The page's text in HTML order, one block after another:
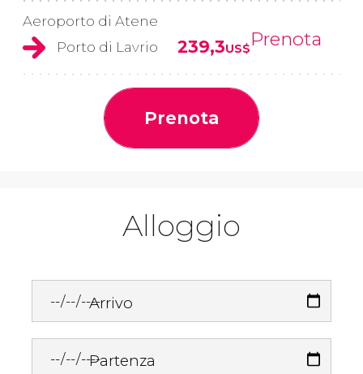
Aeroporto di Atene
Porto di Lavrio
239,3US$Prenota
Prenota
Alloggio
Arrivo
Partenza